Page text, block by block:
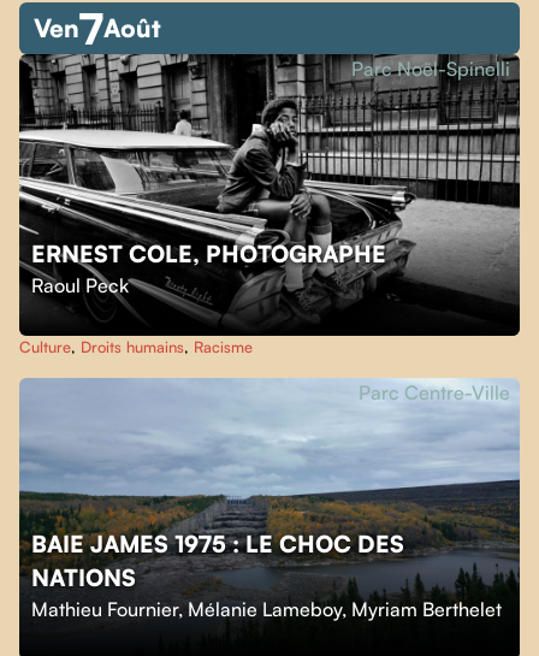
Ven7Août
ERNEST COLE, PHOTOGRAPHE
Raoul Peck
Parc Noël-Spinelli
Culture, Droits humains, Racisme
BAIE JAMES 1975 : LE CHOC DES
NATIONS
Mathieu Fournier,Mélanie Lameboy, Myriam Berthelet
Parc Centre-Ville